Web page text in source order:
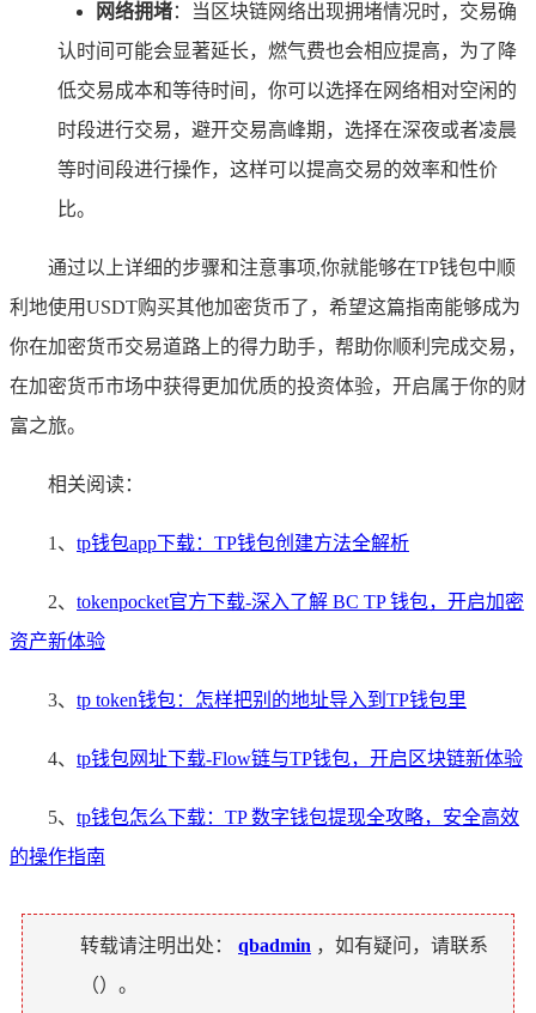
网络拥堵：当区块链网络出现拥堵情况时，交易确
认时间可能会显著延长，燃气费也会相应提高，为了降
低交易成本和等待时间，你可以选择在网络相对空闲的
时段进行交易，避开交易高峰期，选择在深夜或者凌晨
等时间段进行操作，这样可以提高交易的效率和性价
比。
通过以上详细的步骤和注意事项,你就能够在TP钱包中顺
利地使用USDT购买其他加密货币了，希望这篇指南能够成为
你在加密货币交易道路上的得力助手，帮助你顺利完成交易，
在加密货币市场中获得更加优质的投资体验，开启属于你的财
富之旅。
相关阅读：
1、 tp钱包app下载：TP钱包创建方法全解析
2、 tokenpocket官方下载-深入了解 BC TP 钱包，开启加密
资产新体验
3、 tp token钱包：怎样把别的地址导入到TP钱包里
4、 tp钱包网址下载-Flow链与TP钱包，开启区块链新体验
5、 tp钱包怎么下载：TP 数字钱包提现全攻略，安全高效
的操作指南
转载请注明出处： qbadmin ，如有疑问，请联系
（）。